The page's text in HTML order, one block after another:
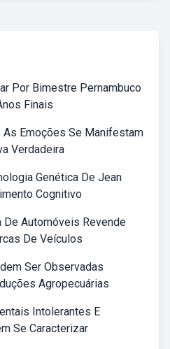
Por Bimestre Pernambuco
Finais
As Emoções Se Manifestam
Verdadeira
Genética De Jean
Cognitivo
De Automóveis Revende
De Veículos
Ser Observadas
Agropecuárias
Intolerantes E
Se Caracterizar